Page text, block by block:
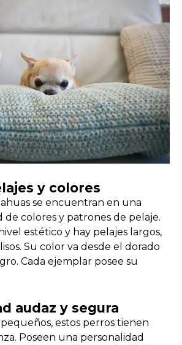
y colores
se encuentran en una
de colores y patrones de pelaje.
estético y hay pelajes largos,
Su color va desde el dorado
Cada ejemplar posee su
audaz y segura
estos perros tienen
Poseen una personalidad